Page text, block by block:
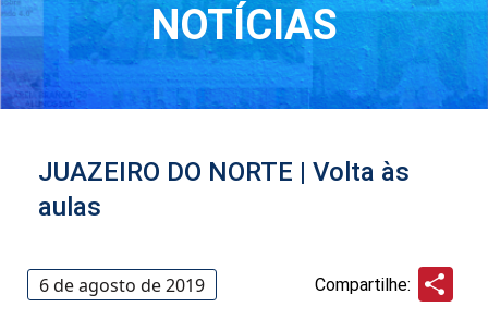
NOTÍCIAS
JUAZEIRO DO NORTE | Volta às
aulas
6 de agosto de 2019 Compartilhe: